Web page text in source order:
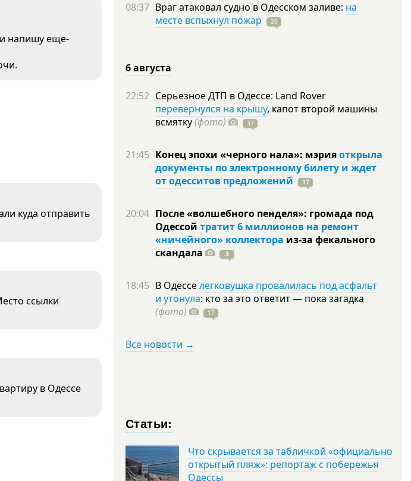
напишу еще-
куда отправить
ссылки
в Одессе
08:37 Враг атаковал судно в Одесском заливе: на
месте вспыхнул пожар
20
6 августа
22:52 Серьезное ДТП в Одессе: Land Rover
перевернулся на крышу, капот второй машины
всмятку(фото) 37
21:45 Конец эпохи «черного нала»: мэрияоткрыла
документы по электронному билету и ждет
от одесситов предложений
17
20:04 После «волшебного пенделя»: громада под
Одессой тратит 6 миллионов на ремонт
«ничейного» коллектора из-за фекального
скандала
3
18:45 В Одесселегковушка провалилась под асфальт
и утонула: кто за это ответит — пока загадка
(фото)
17
Все новости →
Статьи:
Что скрывается за табличкой «официально
открытый пляж»: репортаж с побережья
Одессы